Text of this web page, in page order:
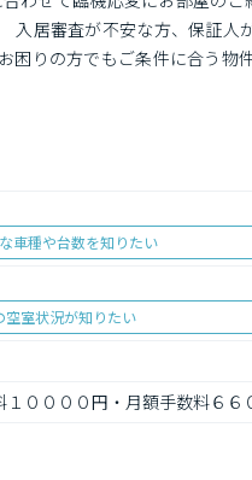
居審査が不安な方、保証人
困りの方でもご条件に合う物
車種や台数を知りたい
空室状況が知りたい
００００円・月額手数料６６